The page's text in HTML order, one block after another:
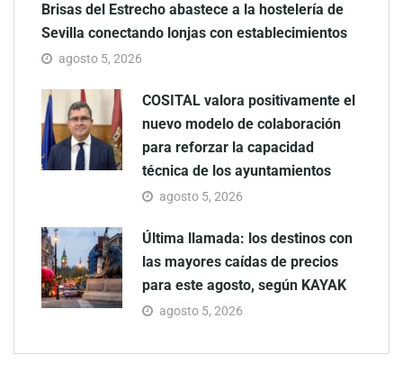
Brisas del Estrecho abastece a la hostelería de
Sevilla conectando lonjas con establecimientos
agosto 5, 2026
COSITAL valora positivamente el
nuevo modelo de colaboración
para reforzar la capacidad
técnica de los ayuntamientos
agosto 5, 2026
Última llamada: los destinos con
las mayores caídas de precios
para este agosto, según KAYAK
agosto 5, 2026